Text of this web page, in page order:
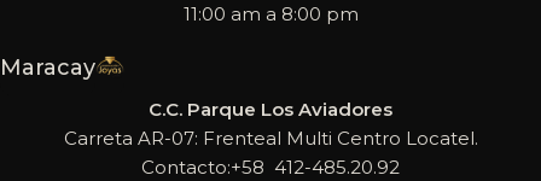
11:00 am a 8:00 pm
Maracay
C.C. Parque Los Aviadores
Carreta AR-07: Frenteal Multi Centro Locatel.
Contacto:+58 412-485.20.92